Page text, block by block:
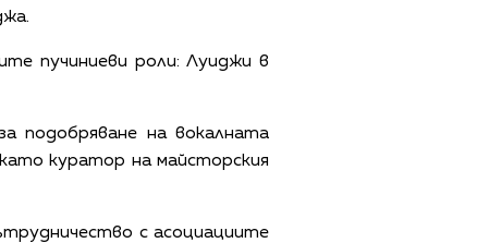
пучиниеви роли: Луиджи в
подобряване на вокалната
куратор на майсторския
с асоциациите